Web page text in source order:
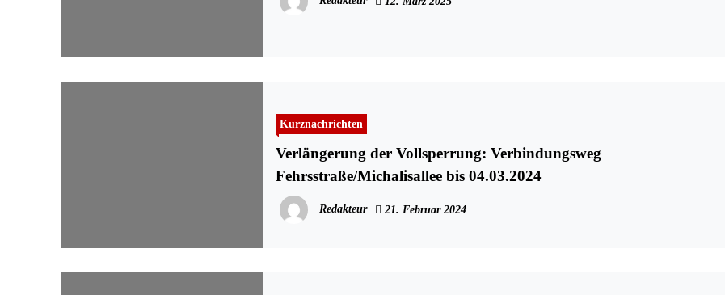
Kurznachrichten
Verlängerung der Vollsperrung: Verbindungsweg
Fehrsstraße/Michalisallee bis 04.03.2024
Redakteur 21. Februar 2024